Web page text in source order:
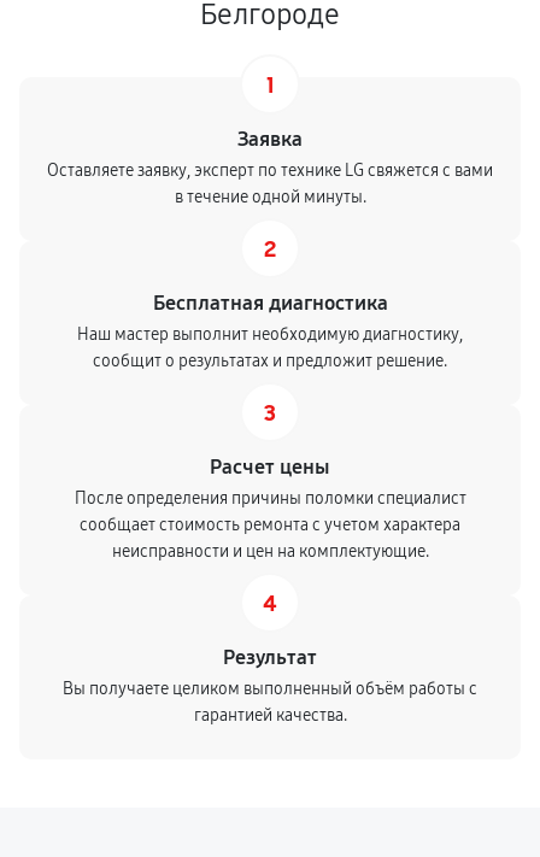
Белгороде
1
Заявка
Оставляете заявку, эксперт по технике LG свяжется с вами
в течение одной минуты.
2
Бесплатная диагностика
Наш мастер выполнит необходимую диагностику,
сообщит о результатах и предложит решение.
3
Расчет цены
После определения причины поломки специалист
сообщает стоимость ремонта с учетом характера
неисправности и цен на комплектующие.
4
Результат
Вы получаете целиком выполненный объём работы с
гарантией качества.